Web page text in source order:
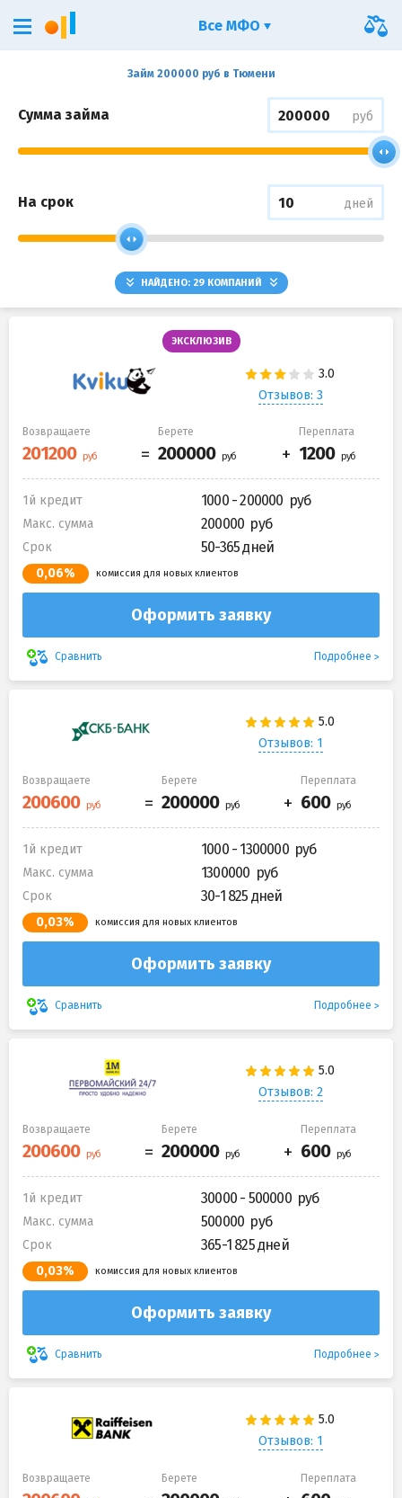
Займ 200000 руб в Тюмени
Сумма займа руб
На срок дней
НАЙДЕНО: 29КОМПАНИЙ
ЭКСКЛЮЗИВ
Отзывов: 3
Возвращаете Берете Переплата
1й кредит 1000 - 200000
Макс. сумма 200000
Срок 50-365 дней
0,06% комиссия для новых клиентов
Оформить заявку
Сравнить Подробнее
Отзывов: 1
Возвращаете Берете Переплата
1й кредит 1000 - 1300000
Макс. сумма 1300000
Срок 30-1 825 дней
0,03% комиссия для новых клиентов
Оформить заявку
Сравнить Подробнее
Отзывов: 2
Возвращаете Берете Переплата
1й кредит 30000 - 500000
Макс. сумма 500000
Срок 365-1 825 дней
0,03% комиссия для новых клиентов
Оформить заявку
Сравнить Подробнее
Отзывов: 1
Возвращаете Берете Переплата
Все МФО